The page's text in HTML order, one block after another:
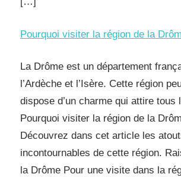
Pourquoi visiter la région de la
La Drôme est un département
l’Ardèche et l’Isère. Cette région
dispose d’un charme qui attire tous
Pourquoi visiter la région de la
Découvrez dans cet article les
incontournables de cette région.
la Drôme Pour une visite dans la